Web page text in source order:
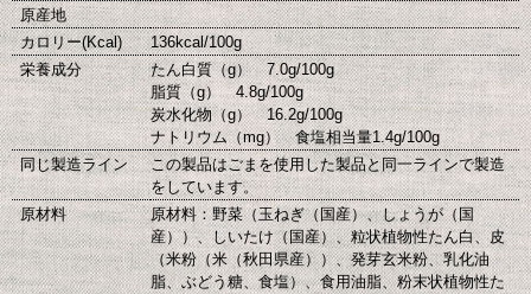
原産地
カロリー(Kcal)
136kcal/100g
栄養成分
たん白質（g） 7.0g/100g
脂質（g） 4.8g/100g
炭水化物（g） 16.2g/100g
ナトリウム（mg） 食塩相当量1.4g/100g
同じ製造ライン
この製品はごまを使用した製品と同一ラインで製造
をしています。
原材料
原材料：野菜（玉ねぎ（国産）、しょうが（国
産））、しいたけ（国産）、粒状植物性たん白、皮
（米粉（米（秋田県産））、発芽玄米粉、乳化油
脂、ぶどう糖、食塩）、食用油脂、粉末状植物性た